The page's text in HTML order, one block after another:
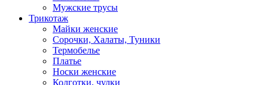
Мужские трусы
Трикотаж
Майки женские
Сорочки, Халаты, Туники
Термобелье
Платье
Носки женские
Колготки, чулки